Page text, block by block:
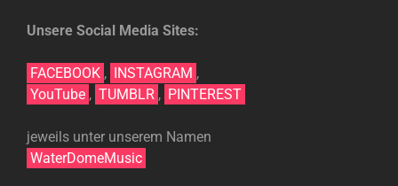
Unsere Social Media Sites:
FACEBOOK , INSTAGRAM ,
YouTube , TUMBLR , PINTEREST
jeweils unter unserem Namen
WaterDomeMusic